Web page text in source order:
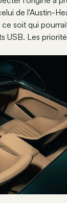
de l'Austin-
soit qui
USB. Les